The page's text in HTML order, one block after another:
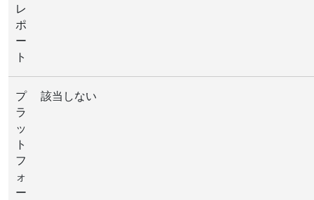
レ
ポ
ー
ト
プ
ラ
ッ
ト
フ
ォ
ー
該当しない